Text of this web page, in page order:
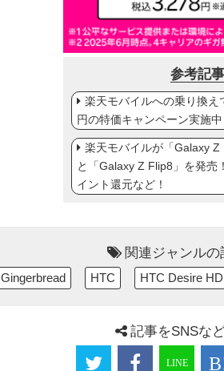
参考記事
楽天モバイルへの乗り換え
円の特価キャンペーン実施中
楽天モバイルが「Galaxy
と「Galaxy Z Flip8」を発売
イント還元など！
関連ジャンルの
Gingerbread HTC HTC Desire HD
記事をSNSな